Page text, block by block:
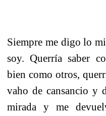
Siempre me digo lo
soy. Querría saber
bien como otros,
vaho de cansancio y
mirada y me